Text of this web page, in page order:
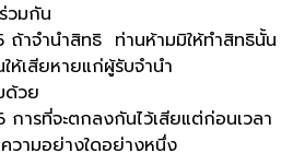
วมกัน
ำสิทธิ ท่านห้ามมิให้ทำสิทธินั้น
ห้เสียหายแก่ผู้รับจำนำ
ด้วย
ตกลงกันไว้เสียแต่ก่อนเวลา
วามอย่างใดอย่างหนึ่ง